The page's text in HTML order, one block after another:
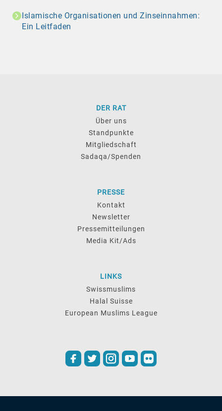
Islamische Organisationen und Zinseinnahmen:
Ein Leitfaden
DER RAT
Über uns
Standpunkte
Mitgliedschaft
Sadaqa/Spenden
PRESSE
Kontakt
Newsletter
Pressemitteilungen
Media Kit/Ads
LINKS
Swissmuslims
Halal Suisse
European Muslims League